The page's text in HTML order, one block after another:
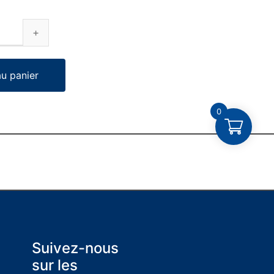
panier
Suivez-nous
sur les
0